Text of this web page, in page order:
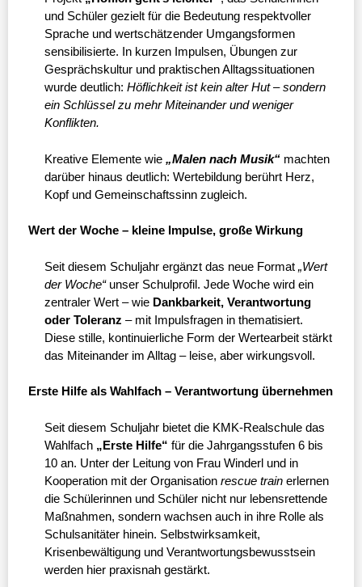
und Schüler gezielt für die Bedeutung respektvoller
Sprache und wertschätzender Umgangsformen
sensibilisierte. In kurzen Impulsen, Übungen zur
Gesprächskultur und praktischen Alltagssituationen
wurde deutlich: Höflichkeit ist kein alter Hut – sondern
ein Schlüssel zu mehr Miteinander und weniger
Konflikten.
Kreative Elemente wie „Malen nach Musik“ machten
darüber hinaus deutlich: Wertebildung berührt Herz,
Kopf und Gemeinschaftssinn zugleich.
Wert der Woche – kleine Impulse, große Wirkung
Seit diesem Schuljahr ergänzt das neue Format „Wert
der Woche“unser Schulprofil. Jede Woche wird ein
zentraler Wert – wie Dankbarkeit, Verantwortung
oder Toleranz – mit Impulsfragen in thematisiert.
Diese stille, kontinuierliche Form der Wertearbeit stärkt
das Miteinander im Alltag – leise, aber wirkungsvoll.
Erste Hilfe als Wahlfach – Verantwortung übernehmen
Seit diesem Schuljahr bietet die KMK-Realschule das
Wahlfach „Erste Hilfe“ für die Jahrgangsstufen 6 bis
10 an. Unter der Leitung von Frau Winderl und in
Kooperation mit der Organisation rescue train erlernen
die Schülerinnen und Schüler nicht nur lebensrettende
Maßnahmen, sondern wachsen auch in ihre Rolle als
Schulsanitäter hinein. Selbstwirksamkeit,
Krisenbewältigung und Verantwortungsbewusstsein
werden hier praxisnah gestärkt.